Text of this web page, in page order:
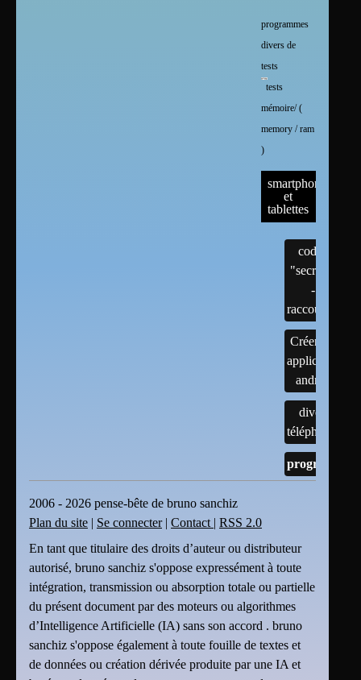
programmes
divers de
tests
tests
mémoire/ (
memory / ram
)
smartphones
et
tablettes
codes
"secrets"
-
raccourcis
Créer une
application
android
divers
téléphones
programmes
2006 - 2026 pense-bête de bruno sanchiz
Plan du site | Se connecter| Contact | RSS 2.0
En tant que titulaire des droits d’auteur ou distributeur
autorisé, bruno sanchiz s'oppose expressément à toute
intégration, transmission ou absorption totale ou partielle
du présent document par des moteurs ou algorithmes
d’Intelligence Artificielle (IA) sans son accord . bruno
sanchiz s'oppose également à toute fouille de textes et
de données ou création dérivée produite par une IA et